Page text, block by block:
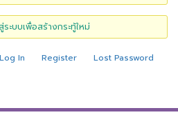
ะบบเพื่อสร้างกระทู้ใหม่
Log In Register Lost Password